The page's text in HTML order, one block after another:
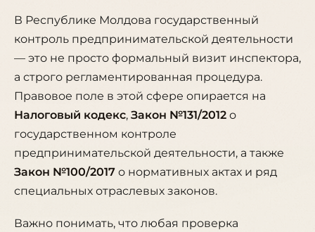
В Республике Молдова государственный
контроль предпринимательской деятельности
— это не просто формальный визит инспектора,
а строго регламентированная процедура.
Правовое поле в этой сфере опирается на
Налоговый кодекс, Закон №131/2012 о
государственном контроле
предпринимательской деятельности, а также
Закон №100/2017 о нормативных актах и ряд
специальных отраслевых законов.
Важно понимать, что любая проверка